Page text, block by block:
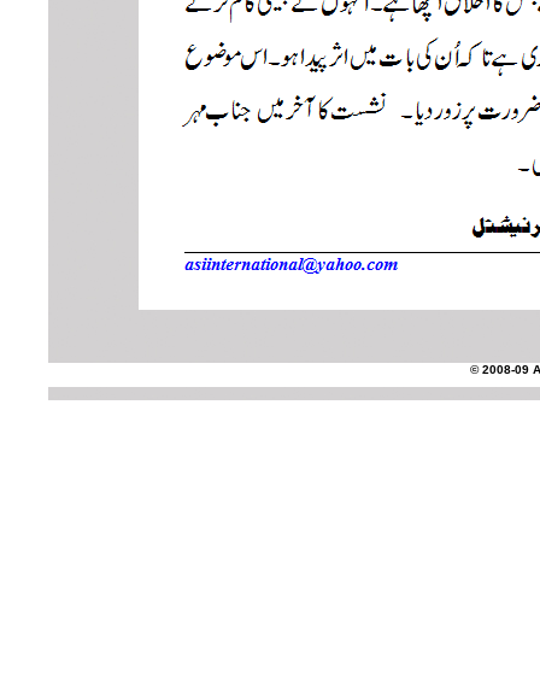
© 2008-09